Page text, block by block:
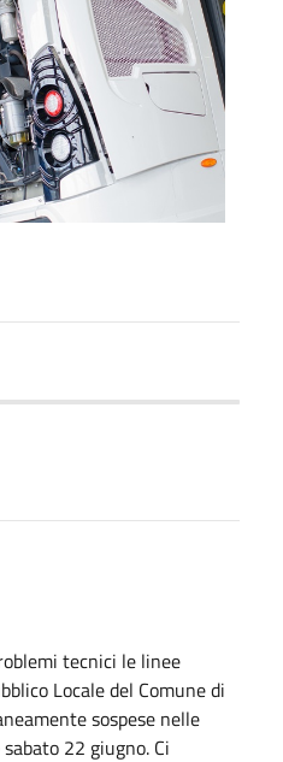
tecnici le linee
Locale del Comune di
sospese nelle
22 giugno. Ci